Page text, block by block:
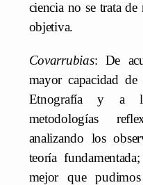
ciencia no se trata
objetiva.
Covarrubias: De
mayor capacidad
Etnografía y a
metodologías
analizando los
teoría
mejor que